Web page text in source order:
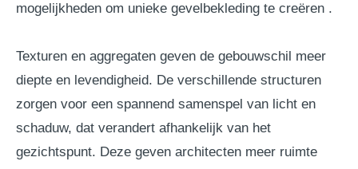
mogelijkheden om unieke gevelbekleding te creëren .
Texturen en aggregaten geven de gebouwschil meer
diepte en levendigheid. De verschillende structuren
zorgen voor een spannend samenspel van licht en
schaduw, dat verandert afhankelijk van het
gezichtspunt. Deze geven architecten meer ruimte